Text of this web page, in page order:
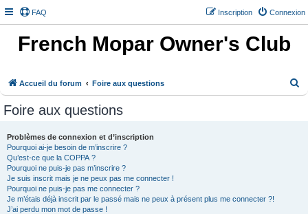
FAQ Connexion
Inscription
French Mopar Owner's Club
Accueil du forum Foire aux questions
Foire aux questions
Problèmes de connexion et d’inscription
Pourquoi ai-je besoin de m’inscrire ?
Qu’est-ce que la COPPA ?
Pourquoi ne puis-je pas m’inscrire ?
Je suis inscrit mais je ne peux pas me connecter !
Pourquoi ne puis-je pas me connecter ?
Je m’étais déjà inscrit par le passé mais ne peux à présent plus me connecter ?!
J’ai perdu mon mot de passe !